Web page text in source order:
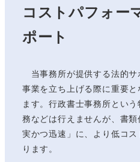
コストパフォー
ポート
当事務所が提供する法的サ
事業を立ち上げる際に重要
ます。行政書士事務所とい
務などは行えませんが、書
実かつ迅速」に、より低コ
ります。